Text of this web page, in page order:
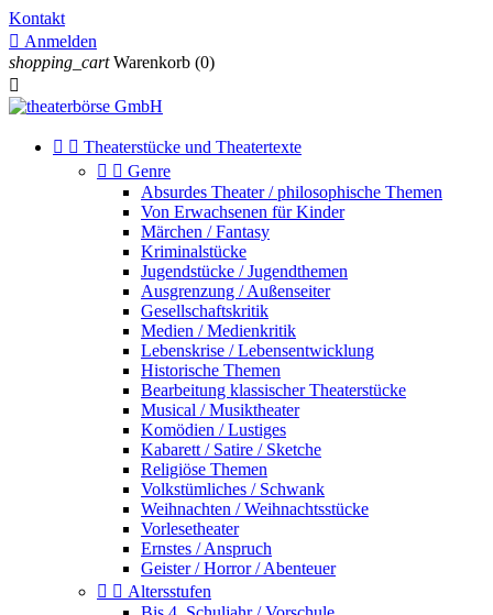
Kontakt
 Anmelden
shopping_cart Warenkorb (0)

  Theaterstücke und Theatertexte
  Genre
Absurdes Theater / philosophische Themen
Von Erwachsenen für Kinder
Märchen / Fantasy
Kriminalstücke
Jugendstücke / Jugendthemen
Ausgrenzung / Außenseiter
Gesellschaftskritik
Medien / Medienkritik
Lebenskrise / Lebensentwicklung
Historische Themen
Bearbeitung klassischer Theaterstücke
Musical / Musiktheater
Komödien / Lustiges
Kabarett / Satire / Sketche
Religiöse Themen
Volkstümliches / Schwank
Weihnachten / Weihnachtsstücke
Vorlesetheater
Ernstes / Anspruch
Geister / Horror / Abenteuer
  Altersstufen